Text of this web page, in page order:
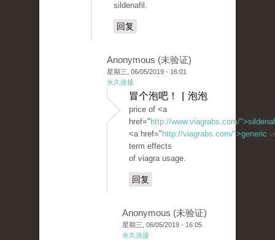
sildenafil.
回复
Anonymous (未验证)
星期三, 06/05/2019 - 16:01
永久连接
冒个泡吧！ | 泡泡
price of <a
href=" http://www.viagrabs.com/
<a href=" http://viagrabs.com/">generic
term effects
of viagra usage.
回复
Anonymous (未验证)
星期三, 06/05/2019 - 16:05
永久连接